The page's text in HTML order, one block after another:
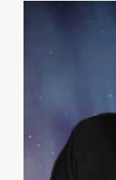
25 let
andělských
v lásce, práci,